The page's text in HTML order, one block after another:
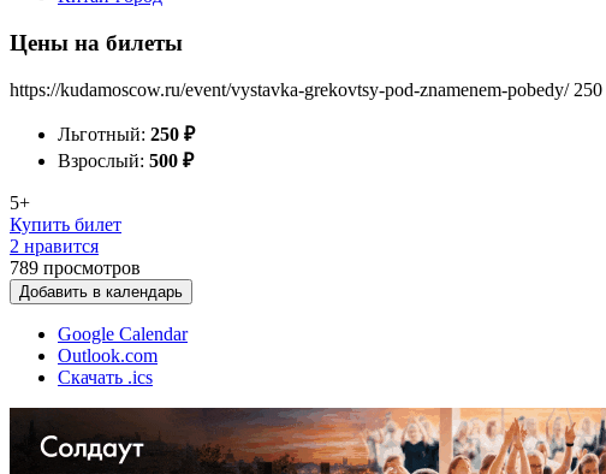
Цены на билеты
https://kudamoscow.ru/event/vystavka-grekovtsy-pod-znamenem-pobedy/ 250
Льготный: 250 ₽
Взрослый: 500 ₽
5+
Купить билет
2 нравится
789 просмотров
Добавить в календарь
Google Calendar
Outlook.com
Скачать .ics